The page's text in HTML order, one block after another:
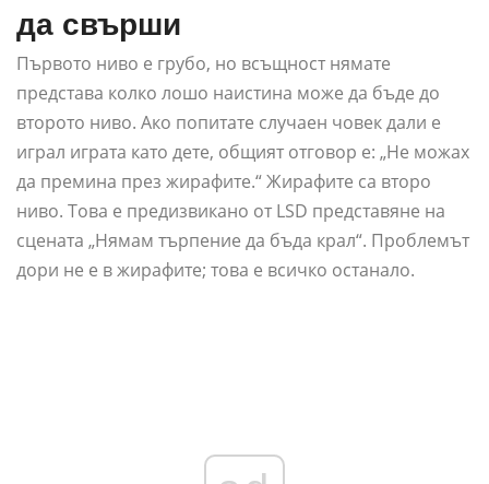
да свърши
Първото ниво е грубо, но всъщност нямате
представа колко лошо наистина може да бъде до
второто ниво. Ако попитате случаен човек дали е
играл играта като дете, общият отговор е: „Не можах
да премина през жирафите.“ Жирафите са второ
ниво. Това е предизвикано от LSD представяне на
сцената „Нямам търпение да бъда крал“. Проблемът
дори не е в жирафите; това е всичко останало.